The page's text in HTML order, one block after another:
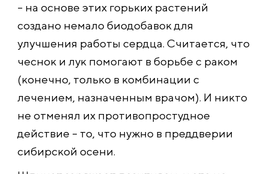
– на основе этих горьких растений
создано немало биодобавок для
улучшения работы сердца. Считается, что
чеснок и лук помогают в борьбе с раком
(конечно, только в комбинации с
лечением, назначенным врачом). И никто
не отменял их противопростудное
действие – то, что нужно в преддверии
сибирской осени.